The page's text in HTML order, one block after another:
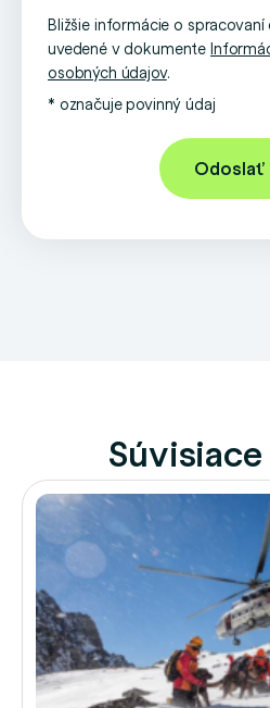
Bližšie informácie o
uvedené v dokumente
osobných údajov.
* označuje povinný údaj